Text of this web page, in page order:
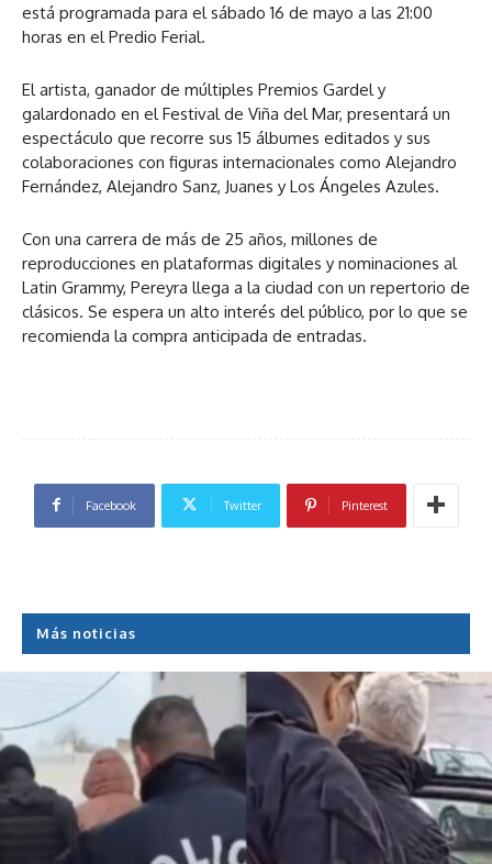
está programada para el sábado 16 de mayo a las 21:00
horas en el Predio Ferial.
El artista, ganador de múltiples Premios Gardel y
galardonado en el Festival de Viña del Mar, presentará un
espectáculo que recorre sus 15 álbumes editados y sus
colaboraciones con figuras internacionales como Alejandro
Fernández, Alejandro Sanz, Juanes y Los Ángeles Azules.
Con una carrera de más de 25 años, millones de
reproducciones en plataformas digitales y nominaciones al
Latin Grammy, Pereyra llega a la ciudad con un repertorio de
clásicos. Se espera un alto interés del público, por lo que se
recomienda la compra anticipada de entradas.
Facebook Twitter Pinterest
Más noticias